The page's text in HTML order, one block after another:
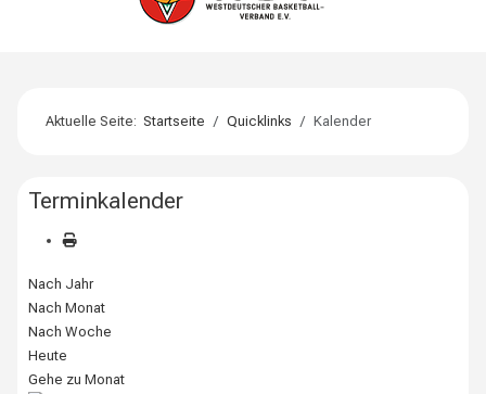
Aktuelle Seite:Startseite Quicklinks Kalender
Terminkalender
Nach Jahr
Nach Monat
Nach Woche
Heute
Gehe zu Monat